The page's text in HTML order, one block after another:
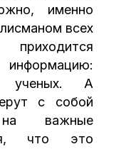
именно
всех
ученых. А
с собой
на важные
что это